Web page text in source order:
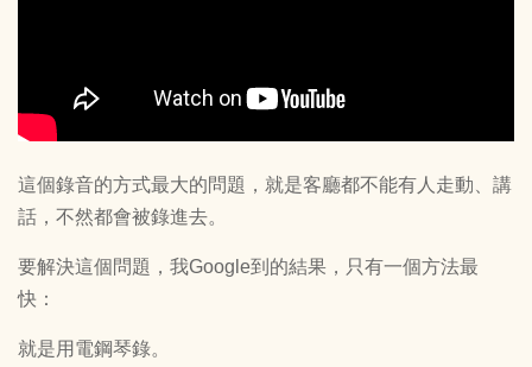
這個錄音的方式最大的問題，就是客廳都不能有人走動、講
話，不然都會被錄進去。
要解決這個問題，我Google到的結果，只有一個方法最
快：
就是用電鋼琴錄。